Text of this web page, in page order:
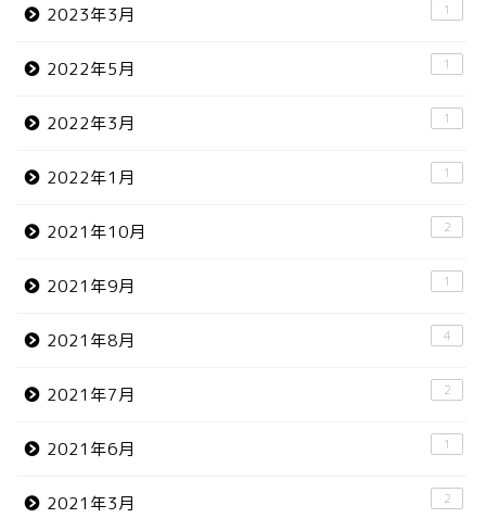
2023年3月 1
2022年5月 1
2022年3月 1
2022年1月 1
2021年10月 2
2021年9月 1
2021年8月 4
2021年7月 2
2021年6月 1
2021年3月 2